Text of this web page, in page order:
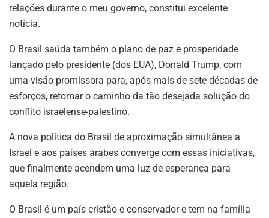
relações durante o meu governo, constitui excelente
notícia.
O Brasil saúda também o plano de paz e prosperidade
lançado pelo presidente (dos EUA), Donald Trump, com
uma visão promissora para, após mais de sete décadas de
esforços, retomar o caminho da tão desejada solução do
conflito israelense-palestino.
A nova política do Brasil de aproximação simultânea a
Israel e aos países árabes converge com essas iniciativas,
que finalmente acendem uma luz de esperança para
aquela região.
O Brasil é um país cristão e conservador e tem na família